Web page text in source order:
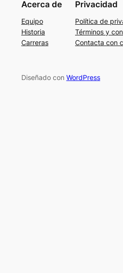
Acerca de
Equipo
Historia
Carreras
Privacidad
Política de
Términos y
Contacta con
Diseñado con WordPress